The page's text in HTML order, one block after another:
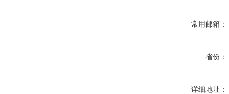
常用邮箱：
省份：
详细地址：